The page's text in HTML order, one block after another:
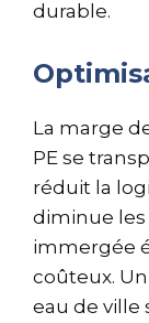
durable.
La marge
PE se
réduit la
diminue
immergée
coûteux.
eau de ville